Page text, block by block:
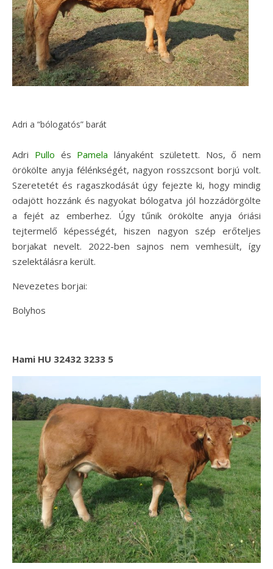
Adri a “bólogatós” barát
Adri Pullo és Pamela lányaként született. Nos, ő nem
örökölte anyja félénkségét, nagyon rosszcsont borjú volt.
Szeretetét és ragaszkodását úgy fejezte ki, hogy mindig
odajött hozzánk és nagyokat bólogatva jól hozzádörgölte
a fejét az emberhez. Úgy tűnik örökölte anyja óriási
tejtermelő képességét, hiszen nagyon szép erőteljes
borjakat nevelt. 2022-ben sajnos nem vemhesült, így
szelektálásra került.
Nevezetes borjai:
Bolyhos
Hami HU 32432 3233 5